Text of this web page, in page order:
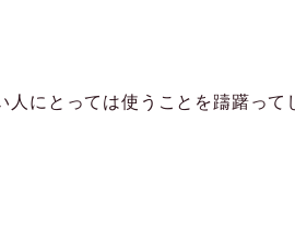
にとっては使うことを躊躇って